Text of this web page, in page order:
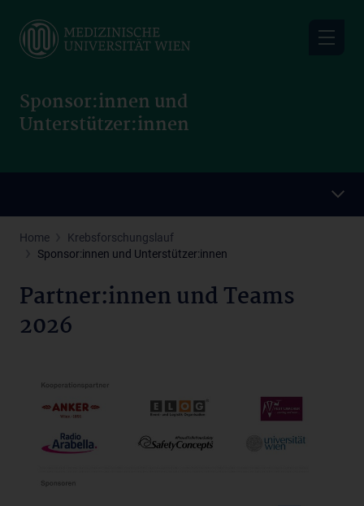
main
Sponsor:innen und
Unterstützer:innen
Home
Krebsforschungslauf
Sponsor:innen und Unterstützer:innen
Partner:innen und Teams
2026